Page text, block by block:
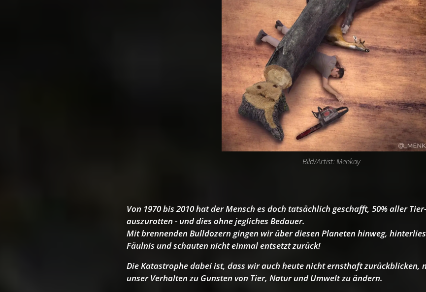
Bild/Artist: Menkay
Von 1970 bis 2010 hat der Mensch es doch tatsächlich geschafft, 50% aller
auszurotten - und dies ohne jegliches Bedauer.
Mit brennenden Bulldozern gingen wir über diesen Planeten hinweg,
Fäulnis und schauten nicht einmal entsetzt zurück!
Die Katastrophe dabei ist, dass wir auch heute nicht ernsthaft zurückblicken,
unser Verhalten zu Gunsten von Tier, Natur und Umwelt zu ändern.